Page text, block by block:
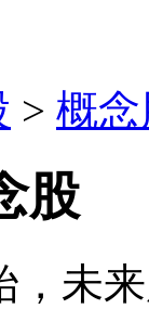
> 概
股
，未